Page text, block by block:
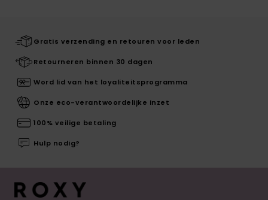
Gratis verzending en retouren voor leden
Retourneren binnen 30 dagen
Word lid van het loyaliteitsprogramma
Onze eco-verantwoordelijke inzet
100% veilige betaling
Hulp nodig?